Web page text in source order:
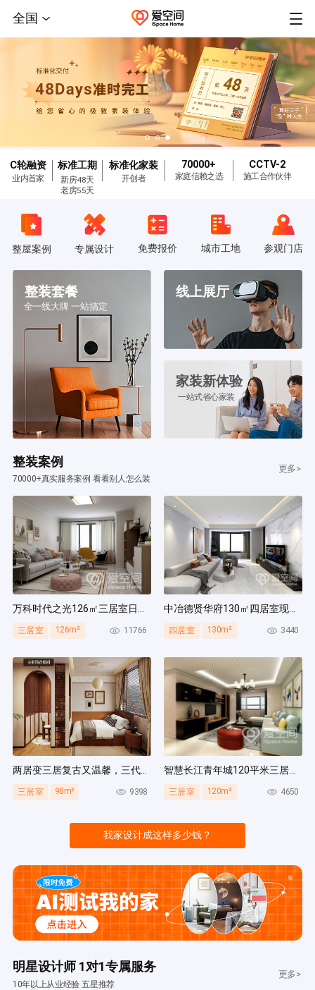
全国
C轮融资
业内首家
标准工期
新房48天
老房55天
标准化家装
开创者
70000+
家庭信赖之选
CCTV-2
施工合作伙伴
整屋案例 专属设计 免费报价 城市工地 参观门店
整装套餐
全一线大牌 一站搞定
线上展厅
家装新体验
一站式省心家装
整装案例
70000+真实服务案例 看看别人怎么装
更多>
万科时代之光126㎡三居室日式风装修案例
三居室 126m² 11766
中冶德贤华府130㎡四居室现代简约风装修案例
四居室 130m² 3440
两居变三居复古又温馨，三代人同住无压力，收纳量超绝！
三居室 98m² 9398
智慧长江青年城120平米三居室现代风装修案例
三居室 120m² 4650
我家设计成这样多少钱？
明星设计师 1对1专属服务
10年以上从业经验 五星推荐
更多>